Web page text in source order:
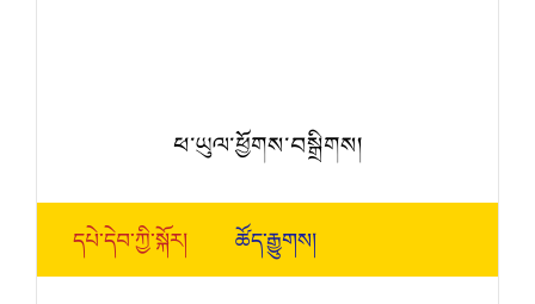
ཕ་ཡུལ་ཕྱོགས་བསྒྲིགས།
དཔེ་དེབ་ཀྱི་སྐོར། ཚོད་རྒྱུགས།